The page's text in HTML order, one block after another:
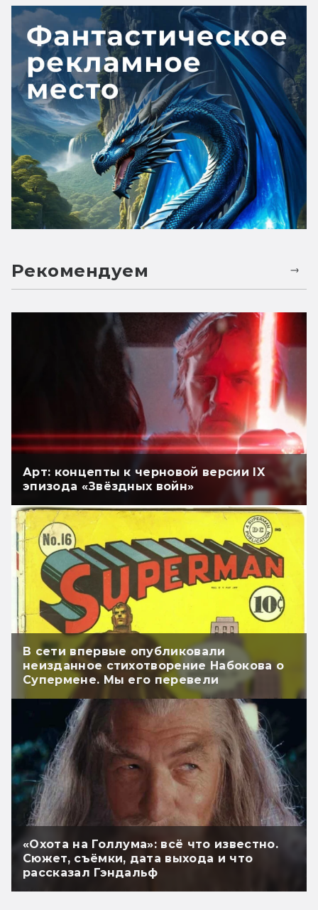
Рекомендуем
Арт: концепты к черновой версии IX
эпизода «Звёздных войн»
В сети впервые опубликовали
неизданное стихотворение Набокова о
Супермене. Мы его перевели
«Охота на Голлума»: всё что известно.
Сюжет, съёмки, дата выхода и что
рассказал Гэндальф